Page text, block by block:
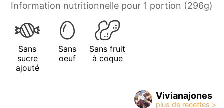
Information nutritionnelle pour 1 portion (296g)
Sans
sucre
ajouté
Sans
oeuf
Sans fruit
à coque
Vivianajones